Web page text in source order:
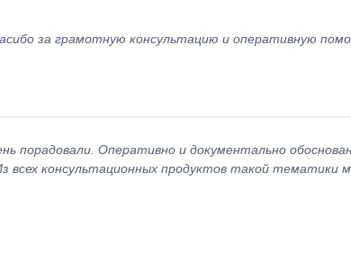
за грамотную консультацию и оперативную
порадовали. Оперативно и документально
всех консультационных продуктов такой тематики